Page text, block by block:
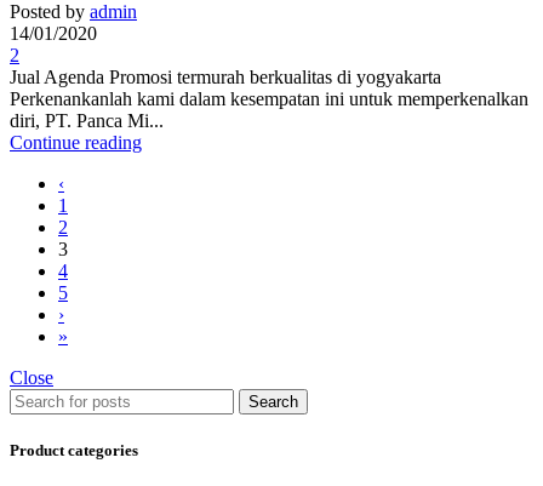
Posted by admin
14/01/2020
2
Jual Agenda Promosi termurah berkualitas di yogyakarta
Perkenankanlah kami dalam kesempatan ini untuk memperkenalkan
diri, PT. Panca Mi...
Continue reading
‹
1
2
3
4
5
›
»
Close
Search
Product categories